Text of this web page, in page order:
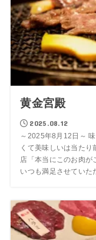
黄金宮殿
2025.08.12
～2025年8月12日～
くて美味しいは当た
店「本当にこのお肉が
いつも満足させていた